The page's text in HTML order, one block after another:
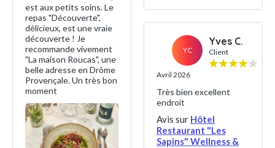
est aux petits soins. Le
repas "Découverte",
délicieux, est une vraie
découverte ! Je
recommande vivement
"La maison Roucas", une
belle adresse en Drôme
Provençale. Un très bon
moment
YC
Yves C.
Client
Avril 2026
Très bien excellent
endroit
Avis sur Hôtel
Restaurant "Les
Sapins" Wellness &